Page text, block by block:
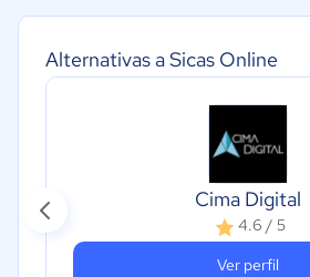
Alternativas a Sicas Online
Cima Digital
4.6 / 5
Ver perfil